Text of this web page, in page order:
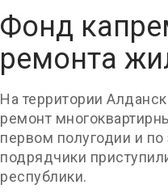
Фонд
ремонта
На территории
ремонт
первом полугодии и
подрядчики
республики.